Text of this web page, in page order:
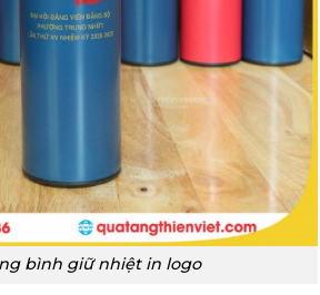
bình giữ nhiệt in logo